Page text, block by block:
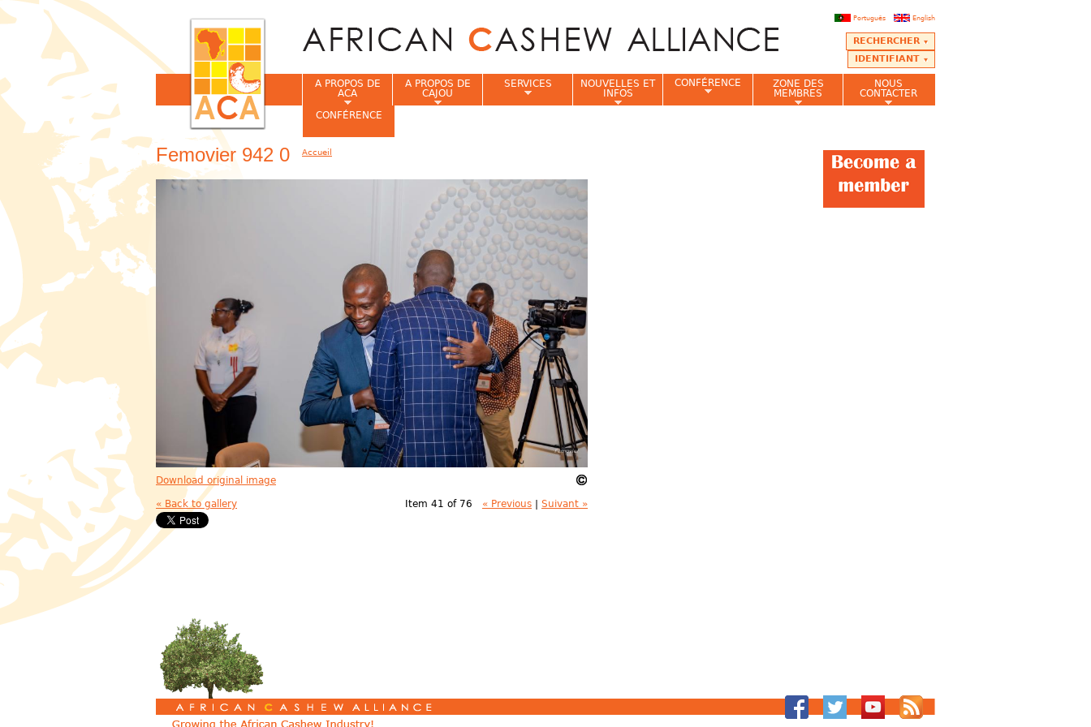
English
Português
RECHERCHER
IDENTIFIANT
Femovier 942 0
Download original image
« Back to gallery Item 41 of 76 « Previous | Suivant »
A PROPOS DE
ACA
A PROPOS DE
CAJOU
SERVICES
NOUVELLES ET
INFOS
CONFÉRENCE
ZONE DES
MEMBRES
NOUS
CONTACTER
CONFÉRENCE
Accueil